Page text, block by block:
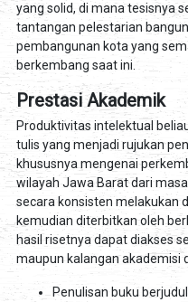
yang solid, di mana tesisnya
tantangan pelestarian
pembangunan kota yang
berkembang saat ini.
Prestasi Akademik
Produktivitas intelektual
tulis yang menjadi rujukan
khususnya mengenai
wilayah Jawa Barat dari
secara konsisten melakukan
kemudian diterbitkan oleh
hasil risetnya dapat diakses
maupun kalangan akademisi
Penulisan buku